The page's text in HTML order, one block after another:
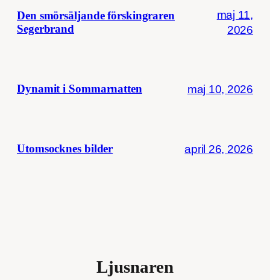
Den smörsäljande förskingraren
Segerbrand
maj 11,
2026
Dynamit i Sommarnatten maj 10, 2026
Utomsocknes bilder april 26, 2026
Ljusnaren